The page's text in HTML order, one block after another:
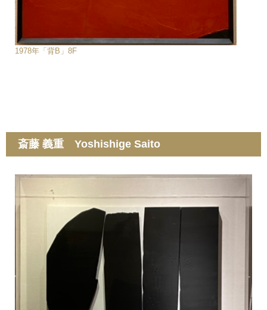
1978年「背B」8F
斎藤 義重 Yoshishige Saito